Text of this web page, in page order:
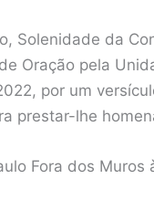
Solenidade da
Oração pela
por um
prestar-lhe
Fora dos Muros